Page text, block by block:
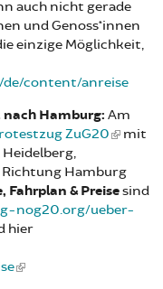
auch nicht gerade
und Genoss*innen
einzige Möglichkeit,
content/anreise
nach Hamburg: Am
ZuG20
mit
Hamburg
Fahrplan & Preisesind
nog20.org/ueber-
hier